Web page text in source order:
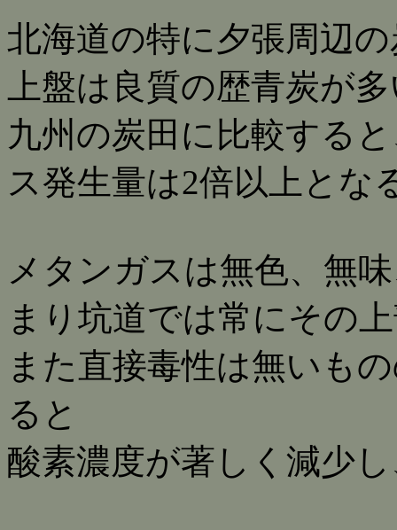
北海道の特に夕張周辺
上盤は良質の歴青炭が
九州の炭田に比較する
ス発生量は2倍以上とな
メタンガスは無色、無
まり坑道では常にその
また直接毒性は無いも
ると
酸素濃度が著しく減少